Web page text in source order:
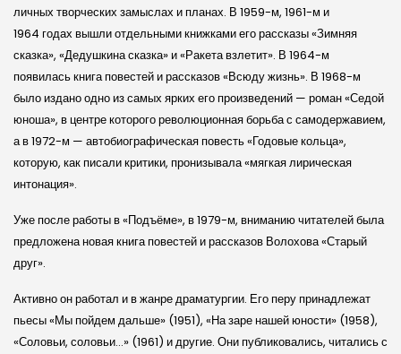
личных творческих замыслах и планах. В 1959-м, 1961-м и
1964 годах вышли отдельными книжками его рассказы «Зимняя
сказка», «Дедушкина сказка» и «Ракета взлетит». В 1964-м
появилась книга повестей и рассказов «Всюду жизнь». В 1968-м
было издано одно из самых ярких его произведений — роман «Седой
юноша», в центре которого революционная борьба с самодержавием,
а в 1972-м — автобиографическая повесть «Годовые кольца»,
которую, как писали критики, пронизывала «мягкая лирическая
интонация».
Уже после работы в «Подъёме», в 1979-м, вниманию читателей была
предложена новая книга повестей и рассказов Волохова «Старый
друг».
Активно он работал и в жанре драматургии. Его перу принадлежат
пьесы «Мы пойдем дальше» (1951), «На заре нашей юности» (1958),
«Соловьи, соловьи…» (1961) и другие. Они публиковались, читались с